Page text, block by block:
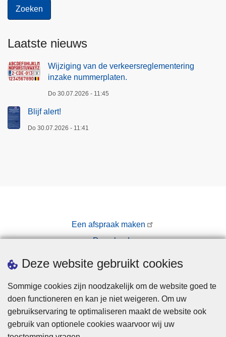
Deze website gebruikt cookies
Sommige cookies zijn noodzakelijk om de website goed te
doen functioneren en kan je niet weigeren. Om uw
gebruikservaring te optimaliseren maakt de website ook
gebruik van optionele cookies waarvoor wij uw
Laatste nieuws
Wijziging van de verkeersreglementering
inzake nummerplaten.
Do 30.07.2026 - 11:45
Blijf alert!
Do 30.07.2026 - 11:41
Een afspraak maken
Downloads